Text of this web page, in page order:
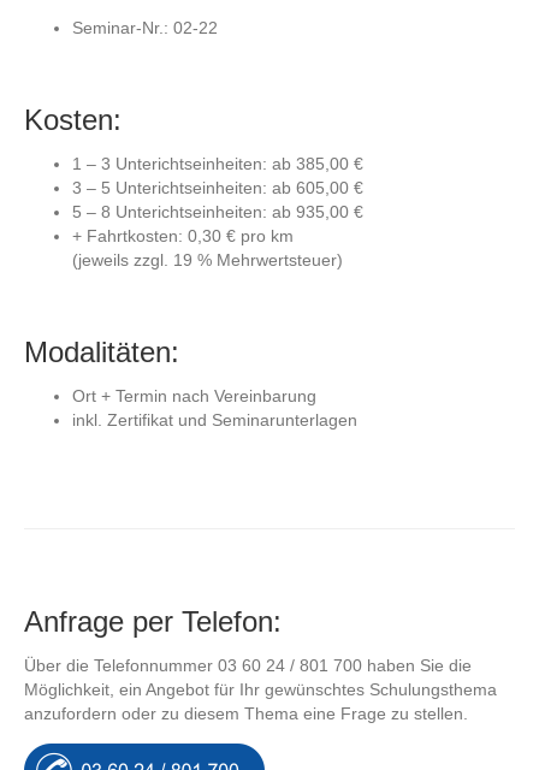
Seminar-Nr.: 02-22
Kosten:
1 – 3 Unterichtseinheiten: ab 385,00 €
3 – 5 Unterichtseinheiten: ab 605,00 €
5 – 8 Unterichtseinheiten: ab 935,00 €
+ Fahrtkosten: 0,30 € pro km
(jeweils zzgl. 19 % Mehrwertsteuer)
Modalitäten:
Ort + Termin nach Vereinbarung
inkl. Zertifikat und Seminarunterlagen
Anfrage per Telefon:
Über die Telefonnummer 03 60 24 / 801 700 haben Sie die
Möglichkeit, ein Angebot für Ihr gewünschtes Schulungsthema
anzufordern oder zu diesem Thema eine Frage zu stellen.